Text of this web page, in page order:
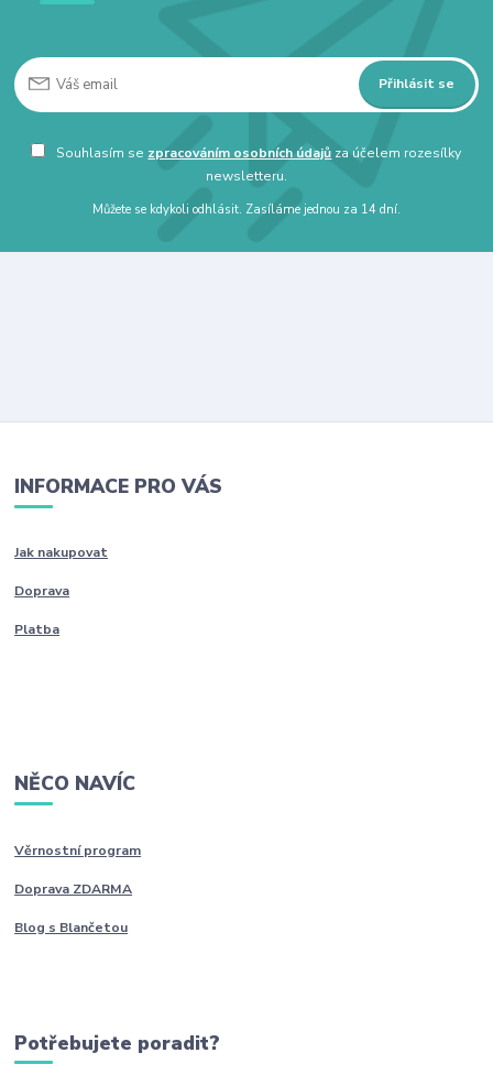
Přihlásit se
Souhlasím se zpracováním osobních údajů za účelem rozesílky
newsletteru.
Můžete se kdykoli odhlásit. Zasíláme jednou za 14 dní.
INFORMACE PRO VÁS
Jak nakupovat
Doprava
Platba
NĚCO NAVÍC
Věrnostní program
Doprava ZDARMA
Blog s Blančetou
Potřebujete poradit?